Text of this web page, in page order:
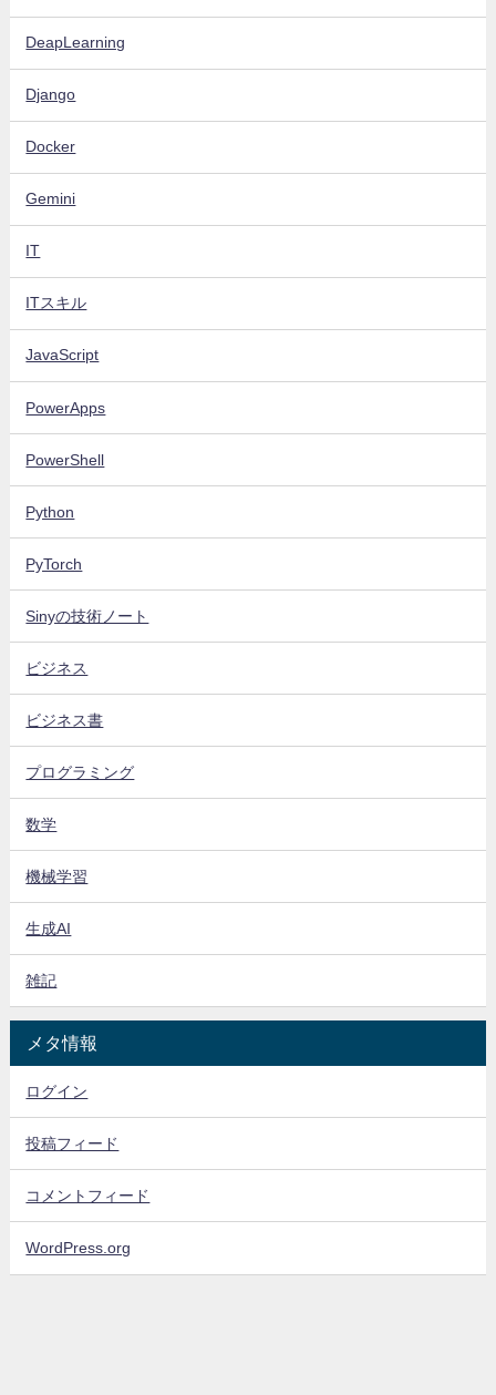
DeapLearning
Django
Docker
Gemini
IT
ITスキル
JavaScript
PowerApps
PowerShell
Python
PyTorch
Sinyの技術ノート
ビジネス
ビジネス書
プログラミング
数学
機械学習
生成AI
雑記
メタ情報
ログイン
投稿フィード
コメントフィード
WordPress.org